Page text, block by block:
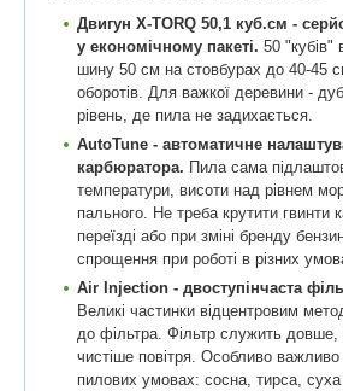
Двигун X-TORQ 50,1 куб.см -
у економічному пакеті. 50 "кубів"
шину 50 см на стовбурах до 40-45
оборотів. Для важкої деревини -
рівень, де пила не задихається.
AutoTune - автоматичне
карбюратора. Пила сама
температури, висоти над рівнем
пального. Не треба крутити гвинти
переїзді або при зміні бренду
спрощення при роботі в різних
Air Injection - двоступінчаста
Великі частинки відцентровим
до фільтра. Фільтр служить довше,
чистіше повітря. Особливо важливо
пилових умовах: сосна, тирса,